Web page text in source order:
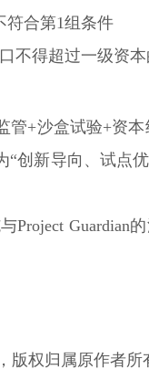
符合第1组条件
不得超过一级资本
管+沙盒试验+资
“创新导向、试点
Project
版权归属原作者所